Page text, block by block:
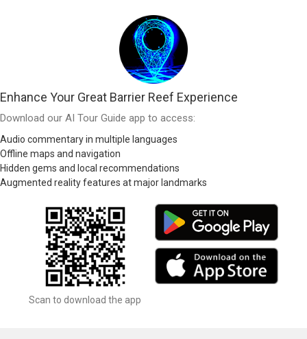
Enhance Your Great Barrier Reef Experience
Download our AI Tour Guide app to access:
Audio commentary in multiple languages
Offline maps and navigation
Hidden gems and local recommendations
Augmented reality features at major landmarks
Scan to download the app